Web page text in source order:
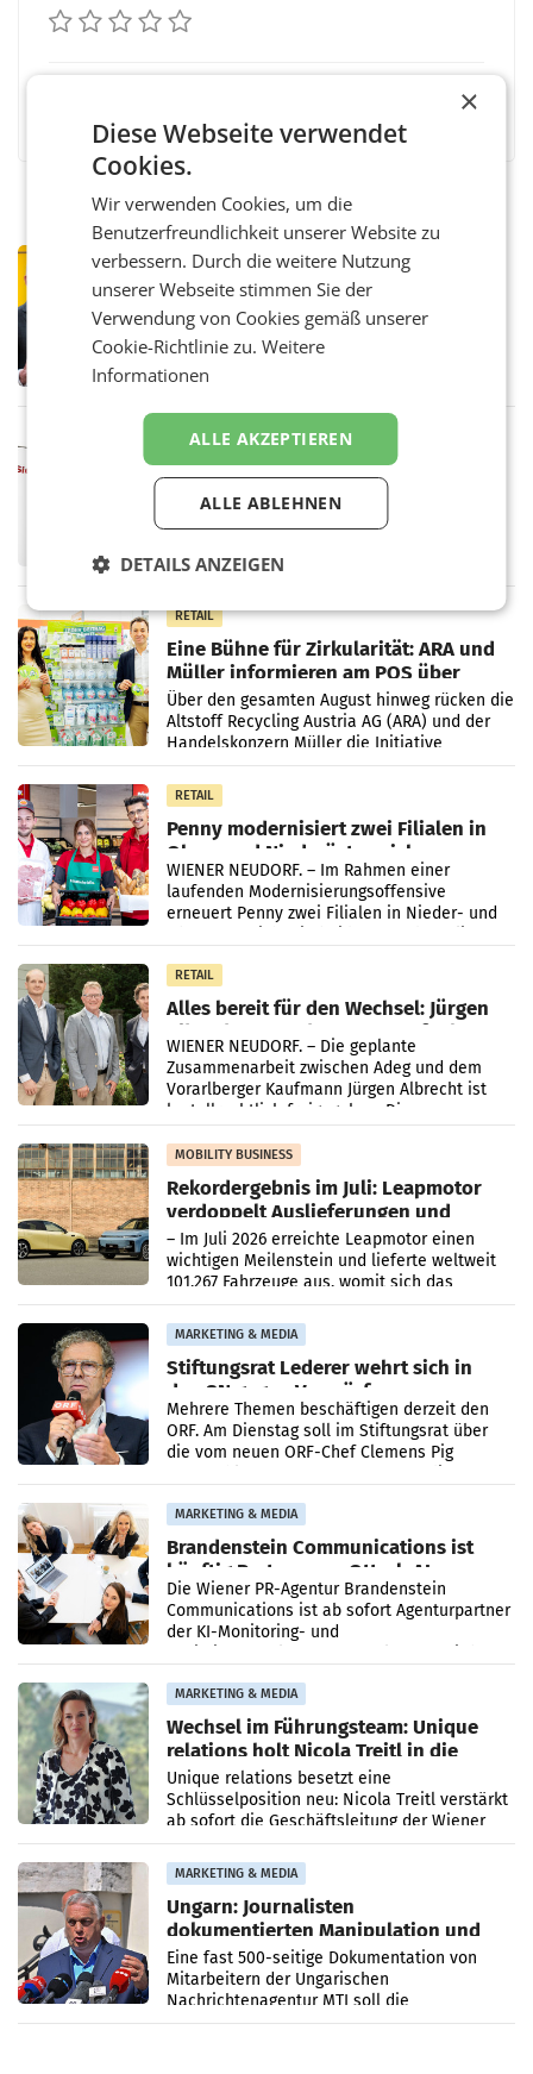
PRIMENEWS
Österreichische Post: Umsatzplus im
ersten Halbjahr trotz schwachem
Briefgeschäft
WIEN Die Österreichische Post AG hat im
von 1.544,0 Mio. EUR erwirtschaftet, was
MARKETING & MEDIA
ProSiebenSat.1 spart und macht
überraschend viel Gewinn
UNTERFÖHRING/MAILAND/AMSTERDAM. Der
Fernsehkonzern ProSiebenSat.1 hat im
Frühjahr dank Kostensenkungen operativ
wieder Gewinn gemacht und die
RETAIL
Eine Bühne für Zirkularität: ARA und
Müller informieren am POS über
Kreislauffähigkeit
Über den gesamten August hinweg rücken die
Altstoff Recycling Austria AG (ARA) und der
Handelskonzern Müller die Initiative
„Kreislauf-Helden“ in allen österreichischen
Müller-Filialen
RETAIL
Penny modernisiert zwei Filialen in
Ober- und Niederösterreich
WIENER NEUDORF. – Im Rahmen einer
laufenden Modernisierungsoffensive
erneuert Penny zwei Filialen in Nieder- und
RETAIL
Alles bereit für den Wechsel: Jürgen
Albrecht setzt ab 1.1.2027 auf Adeg
WIENER NEUDORF. – Die geplante
Zusammenarbeit zwischen Adeg und dem
Vorarlberger Kaufmann Jürgen Albrecht ist
kartellrechtlich freigegeben: Die
Bundeswettbewerbsbehörde und der
Bundeskartellanwalt
MOBILITY BUSINESS
Rekordergebnis im Juli: Leapmotor
verdoppelt Auslieferungen und
überschreitet die 100.000er-Marke
– Im Juli 2026 erreichte Leapmotor einen
wichtigen Meilenstein und lieferte weltweit
101.267 Fahrzeuge aus, womit sich das
Ergebnis gegenüber Juli 2025 mehr als
verdoppelte (+102
MARKETING & MEDIA
Stiftungsrat Lederer wehrt sich in
den SN gegen Vorwürfe
Mehrere Themen beschäftigen derzeit den
ORF. Am Dienstag soll im Stiftungsrat über
die vom neuen ORF-Chef Clemens Pig
MARKETING & MEDIA
Brandenstein Communications ist
künftig Partner von OtterlyAI
Die Wiener PR-Agentur Brandenstein
Communications ist ab sofort Agenturpartner
der KI-Monitoring- und
MARKETING & MEDIA
Wechsel im Führungsteam: Unique
relations holt Nicola Treitl in die
Geschäftsleitung
Unique relations besetzt eine
Schlüsselposition neu: Nicola Treitl verstärkt
ab sofort die Geschäftsleitung der Wiener
PR-Agentur an der Seite von Josef Kalina und
Anna Kalina-Mahr.
MARKETING & MEDIA
Ungarn: Journalisten
dokumentierten Manipulation und
Zensur
Eine fast 500-seitige Dokumentation von
Mitarbeitern der Ungarischen
Nachrichtenagentur MTI soll die
systematische Nachrichten-Manipulation und
×
Diese Webseite verwendet
Cookies.
Wir verwenden Cookies, um die
Benutzerfreundlichkeit unserer Website zu
verbessern. Durch die weitere Nutzung
unserer Webseite stimmen Sie der
Verwendung von Cookies gemäß unserer
Cookie-Richtlinie zu.Weitere
Informationen
ALLE AKZEPTIEREN
ALLE ABLEHNEN
DETAILS ANZEIGEN